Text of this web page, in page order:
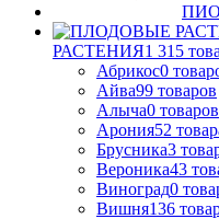
РАСТЕНИЯ1 315
Абрикос0
Айва99 товаров
Алыча0 товаров
Арония52
Брусника3
Вероника43
Виноград0
Вишня136